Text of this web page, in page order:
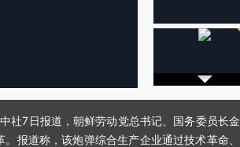
社7日报道，朝鲜劳动党总书记、国务委员长金
报道称，该炮弹综合生产企业通过技术革命、